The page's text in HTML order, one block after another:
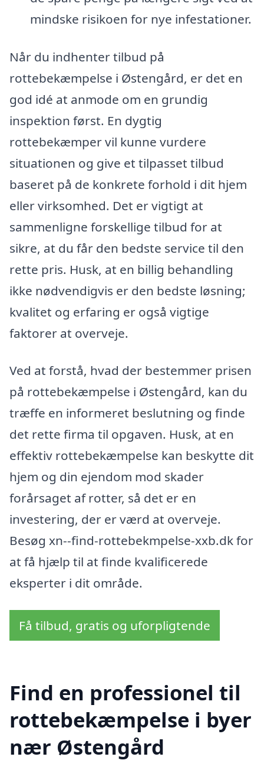
mindske risikoen for nye infestationer.
Når du indhenter tilbud på
rottebekæmpelse i Østengård, er det en
god idé at anmode om en grundig
inspektion først. En dygtig
rottebekæmper vil kunne vurdere
situationen og give et tilpasset tilbud
baseret på de konkrete forhold i dit hjem
eller virksomhed. Det er vigtigt at
sammenligne forskellige tilbud for at
sikre, at du får den bedste service til den
rette pris. Husk, at en billig behandling
ikke nødvendigvis er den bedste løsning;
kvalitet og erfaring er også vigtige
faktorer at overveje.
Ved at forstå, hvad der bestemmer prisen
på rottebekæmpelse i Østengård, kan du
træffe en informeret beslutning og finde
det rette firma til opgaven. Husk, at en
effektiv rottebekæmpelse kan beskytte dit
hjem og din ejendom mod skader
forårsaget af rotter, så det er en
investering, der er værd at overveje.
Besøg xn--find-rottebekmpelse-xxb.dk for
at få hjælp til at finde kvalificerede
eksperter i dit område.
Få tilbud, gratis og uforpligtende
Find en professionel til
rottebekæmpelse i byer
nær Østengård